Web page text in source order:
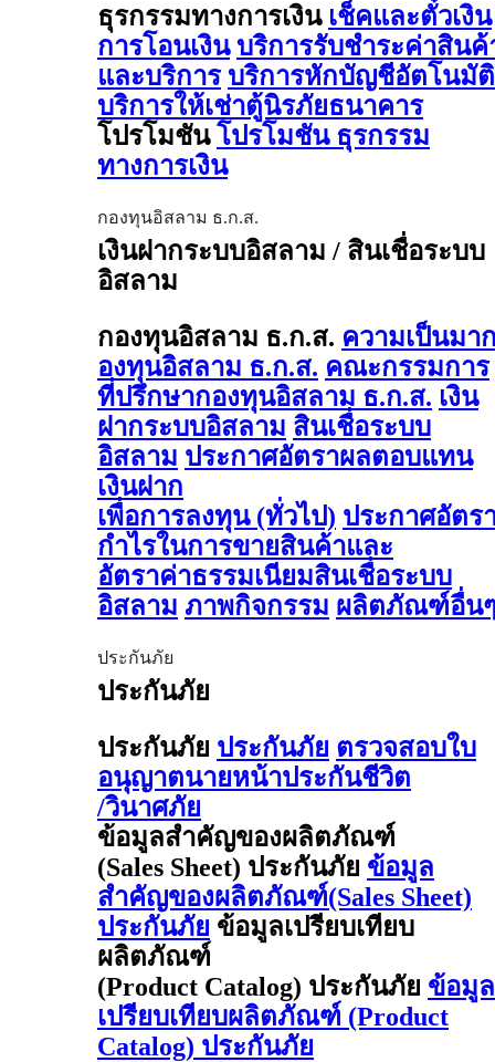
ธุรกรรมทางการเงิน เช็คและตั๋วเงิน
การโอนเงิน บริการรับชำระค่าสินค้
และบริการ บริการหักบัญชีอัตโนมัติ
บริการให้เช่าตู้นิรภัยธนาคาร
โปรโมชัน โปรโมชัน ธุรกรรม
ทางการเงิน
กองทุนอิสลาม ธ.ก.ส.
เงินฝากระบบอิสลาม / สินเชื่อระบบ
อิสลาม
กองทุนอิสลาม ธ.ก.ส. ความเป็นมา
องทุนอิสลาม ธ.ก.ส. คณะกรรมการ
ที่ปรึกษากองทุนอิสลาม ธ.ก.ส. เงิน
ฝากระบบอิสลาม สินเชื่อระบบ
อิสลาม ประกาศอัตราผลตอบแทน
เงินฝาก
เพื่อการลงทุน (ทั่วไป) ประกาศอัตร
กำไรในการขายสินค้าและ
อัตราค่าธรรมเนียมสินเชื่อระบบ
อิสลาม ภาพกิจกรรม ผลิตภัณฑ์อื่น
ประกันภัย
ประกันภัย
ประกันภัย ประกันภัย ตรวจสอบใบ
อนุญาตนายหน้าประกันชีวิต
/วินาศภัย
ข้อมูลสำคัญของผลิตภัณฑ์
(Sales Sheet) ประกันภัย ข้อมูล
สำคัญของผลิตภัณฑ์(Sales Sheet)
ประกันภัย ข้อมูลเปรียบเทียบ
ผลิตภัณฑ์
(Product Catalog) ประกันภัย ข้อมูล
เปรียบเทียบผลิตภัณฑ์ (Product
Catalog) ประกันภัย